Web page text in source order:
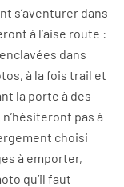
s’aventurer dans
à l’aise route :
dans
à la fois trail et
la porte à des
pas à
choisi
à emporter,
qu’il faut